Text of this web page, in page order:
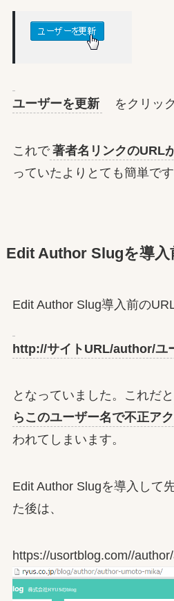
ユーザーを更新 をクリック
これで 著者名リンクのURL
っていたよりとても簡単です
Edit Author Slugを導入
Edit Author Slug導入前の
http://サイトURL/author/ユ
となっていました。これだと
らこのユーザー名で不正ア
われてしまいます。
Edit Author Slugを導入して
た後は、
https://usortblog.com//